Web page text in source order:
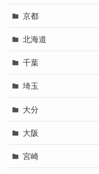
京都
北海道
千葉
埼玉
大分
大阪
宮崎